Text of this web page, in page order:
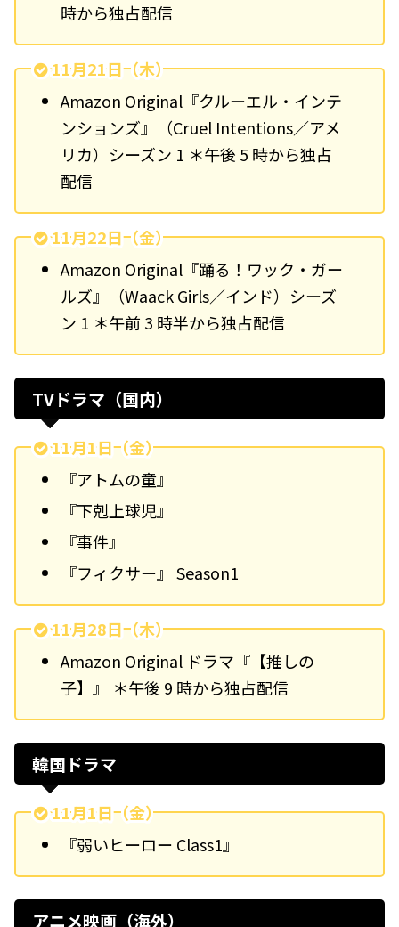
時から独占配信
11月21日（木）
Amazon Original『クルーエル・インテ
ンションズ』（Cruel Intentions／アメ
リカ）シーズン 1 ＊午後 5 時から独占
配信
11月22日（金）
Amazon Original『踊る！ワック・ガー
ルズ』（Waack Girls／インド）シーズ
ン 1 ＊午前 3 時半から独占配信
TVドラマ（国内）
11月1日（金）
『アトムの童』
『下剋上球児』
『事件』
『フィクサー』 Season1
11月28日（木）
Amazon Original ドラマ『【推しの
子】』 ＊午後 9 時から独占配信
韓国ドラマ
11月1日（金）
『弱いヒーロー Class1』
アニメ映画（海外）